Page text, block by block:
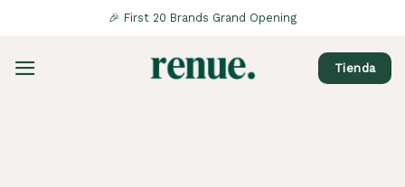
contenido
🎉 First 20 Brands Grand Opening
Tienda